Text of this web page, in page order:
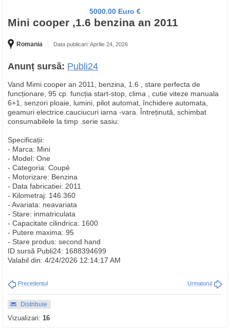
5000.00 Euro €
Mini cooper ,1.6 benzina an 2011
Romania Data publicari: Aprilie 24, 2026
Anunț sursă: Publi24
Vand Mimi cooper an 2011, benzina, 1.6 , stare perfecta de
funcționare, 95 cp. funcția start-stop, clima , cutie viteze manuala
6+1, senzori ploaie, lumini, pilot automat, închidere automata,
geamuri electrice.cauciucuri iarna -vara. Întreținută, schimbat
consumabilele la timp .serie sasiu:
Specificații:
- Marca: Mini
- Model: One
- Categoria: Coupé
- Motorizare: Benzina
- Data fabricatiei: 2011
- Kilometraj: 146.360
- Avariata: neavariata
- Stare: inmatriculata
- Capacitate cilindrica: 1600
- Putere maxima: 95
- Stare produs: second hand
ID sursă Publi24: 1688394699
Valabil din: 4/24/2026 12:14:17 AM
Precedentul Urmatorul
Distribuie
Vizualizari: 16